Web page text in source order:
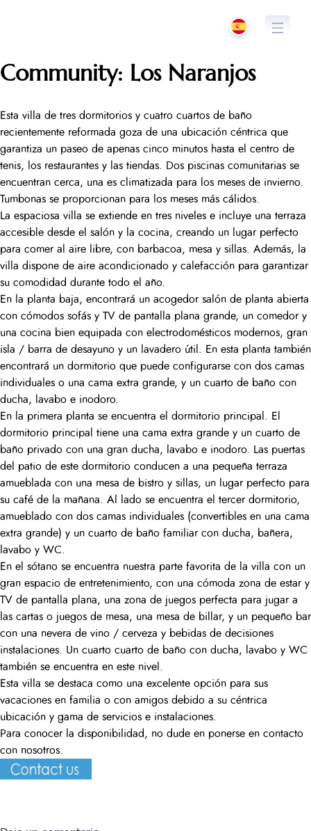
Community: Los Naranjos
Esta villa de tres dormitorios y cuatro cuartos de baño
recientemente reformada goza de una ubicación céntrica que
garantiza un paseo de apenas cinco minutos hasta el centro de
tenis, los restaurantes y las tiendas. Dos piscinas comunitarias se
encuentran cerca, una es climatizada para los meses de invierno.
Tumbonas se proporcionan para los meses más cálidos.
La espaciosa villa se extiende en tres niveles e incluye una terraza
accesible desde el salón y la cocina, creando un lugar perfecto
para comer al aire libre, con barbacoa, mesa y sillas. Además, la
villa dispone de aire acondicionado y calefacción para garantizar
su comodidad durante todo el año.
En la planta baja, encontrará un acogedor salón de planta abierta
con cómodos sofás y TV de pantalla plana grande, un comedor y
una cocina bien equipada con electrodomésticos modernos, gran
isla / barra de desayuno y un lavadero útil. En esta planta también
encontrará un dormitorio que puede configurarse con dos camas
individuales o una cama extra grande, y un cuarto de baño con
ducha, lavabo e inodoro.
En la primera planta se encuentra el dormitorio principal. El
dormitorio principal tiene una cama extra grande y un cuarto de
baño privado con una gran ducha, lavabo e inodoro. Las puertas
del patio de este dormitorio conducen a una pequeña terraza
amueblada con una mesa de bistro y sillas, un lugar perfecto para
su café de la mañana. Al lado se encuentra el tercer dormitorio,
amueblado con dos camas individuales (convertibles en una cama
extra grande) y un cuarto de baño familiar con ducha, bañera,
lavabo y WC.
En el sótano se encuentra nuestra parte favorita de la villa con un
gran espacio de entretenimiento, con una cómoda zona de estar y
TV de pantalla plana, una zona de juegos perfecta para jugar a
las cartas o juegos de mesa, una mesa de billar, y un pequeño bar
con una nevera de vino / cerveza y bebidas de decisiones
instalaciones. Un cuarto cuarto de baño con ducha, lavabo y WC
también se encuentra en este nivel.
Esta villa se destaca como una excelente opción para sus
vacaciones en familia o con amigos debido a su céntrica
ubicación y gama de servicios e instalaciones.
Para conocer la disponibilidad, no dude en ponerse en contacto
con nosotros.